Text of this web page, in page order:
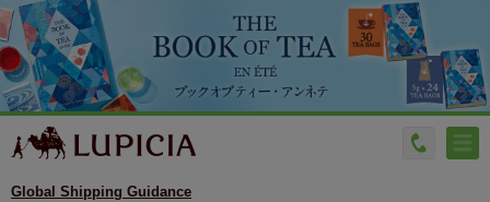
Global Shipping Guidance